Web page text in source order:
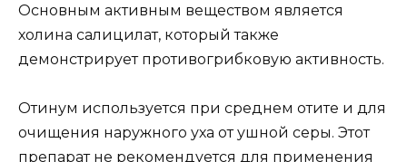
Основным активным веществом является
холина салицилат, который также
демонстрирует противогрибковую активность.
Отинум используется при среднем отите и для
очищения наружного уха от ушной серы. Этот
препарат не рекомендуется для применения